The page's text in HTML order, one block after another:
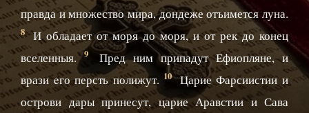
правда и множество мира, дондеже отъимется луна.
8 И обладает от моря до моря, и от рек до конец
вселенныя.9
Пред ним припадут Ефиопляне, и
врази eго персть полижут. 10 Царие Фарсиистии и
острови дары принесут, царие Аравстии и Сава